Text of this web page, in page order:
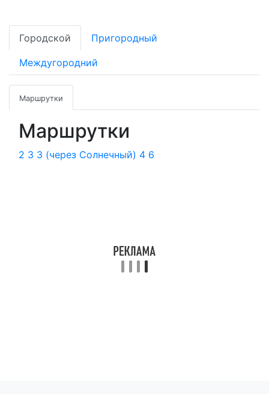
Городской Пригородный
Междугородний
Маршрутки
Маршрутки
2 3 3 (через Солнечный) 4 6